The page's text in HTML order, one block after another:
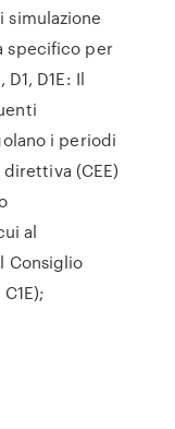
simulazione
specifico per
D1E: Il
i periodi
(CEE)
al
Consiglio